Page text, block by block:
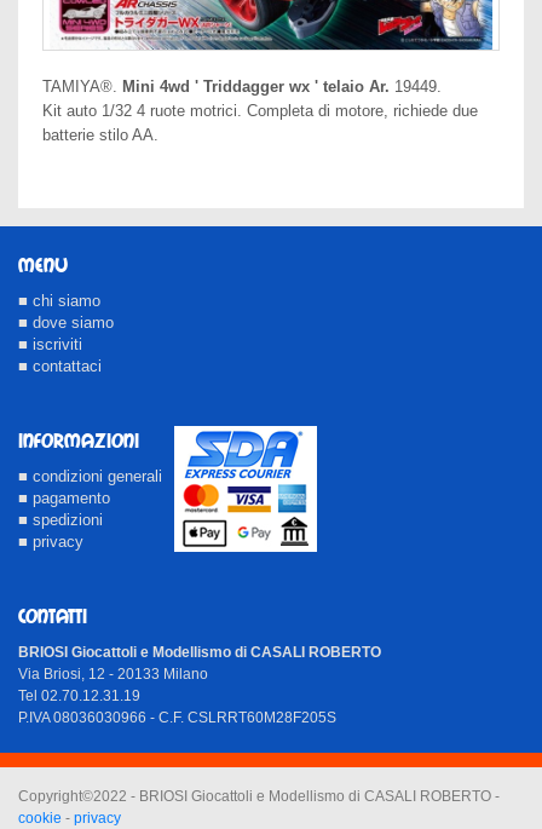
TAMIYA®. Mini 4wd ' Triddagger wx ' telaio Ar. 19449.
Kit auto 1/32 4 ruote motrici. Completa di motore, richiede due
batterie stilo AA.
MENU
■ chi siamo
■ dove siamo
■ iscriviti
■ contattaci
INFORMAZIONI
■ condizioni generali
■ pagamento
■ spedizioni
■ privacy
CONTATTI
BRIOSI Giocattoli e Modellismo di CASALI ROBERTO
Via Briosi, 12 - 20133 Milano
Tel 02.70.12.31.19
P.IVA 08036030966 - C.F. CSLRRT60M28F205S
Copyright©2022 - BRIOSI Giocattoli e Modellismo di CASALI ROBERTO -
cookie - privacy